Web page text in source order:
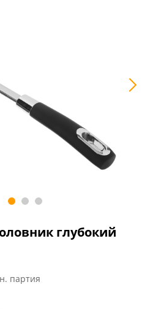
глубокий
партия